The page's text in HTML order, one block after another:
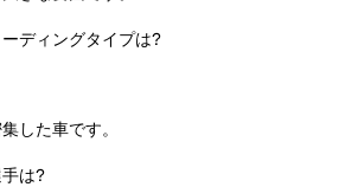
ディングタイプは?
した車です。
は?